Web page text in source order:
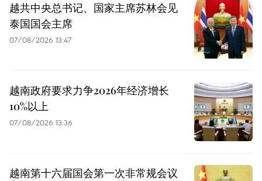
越共中央总书记、国家主席苏林会见
泰国国会主席
07/08/2026 13:47
越南政府要求力争2026年经济增长
10%以上
07/08/2026 13:36
越南第十六届国会第一次非常规会议